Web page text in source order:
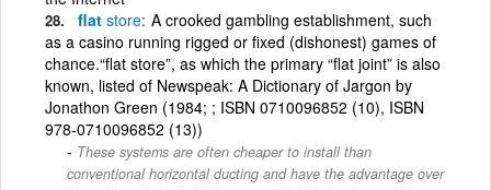
flat store A crooked gambling establishment, such
as a casino running rigged or fixed (dishonest) games of
chance.“flat store”, as which the primary “flat joint” is also
known, listed of Newspeak: A Dictionary of Jargon by
Jonathon Green (1984; ; ISBN 0710096852 (10), ISBN
978-0710096852 (13))
These systems are often cheaper to install than
conventional horizontal ducting and have the advantage over